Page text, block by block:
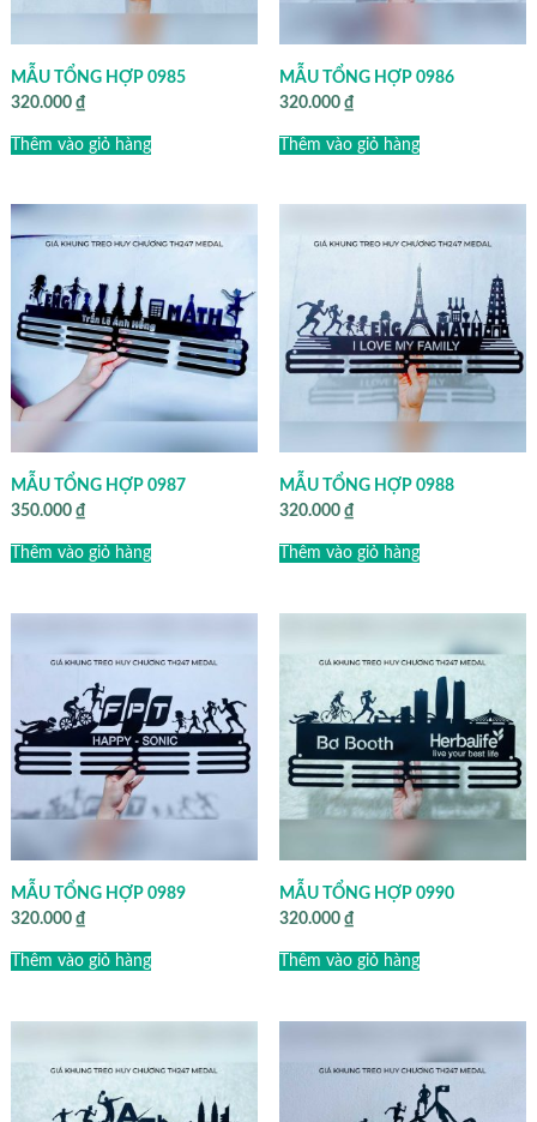
MẪU TỔNG HỢP 0985
320.000 ₫
Thêm vào giỏ hàng
MẪU TỔNG HỢP 0986
320.000 ₫
Thêm vào giỏ hàng
MẪU TỔNG HỢP 0987
350.000 ₫
Thêm vào giỏ hàng
MẪU TỔNG HỢP 0988
320.000 ₫
Thêm vào giỏ hàng
MẪU TỔNG HỢP 0989
320.000 ₫
Thêm vào giỏ hàng
MẪU TỔNG HỢP 0990
320.000 ₫
Thêm vào giỏ hàng